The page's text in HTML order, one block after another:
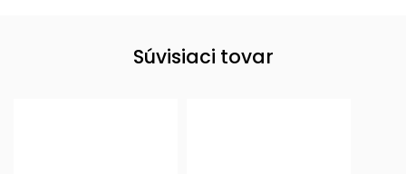
Súvisiaci tovar